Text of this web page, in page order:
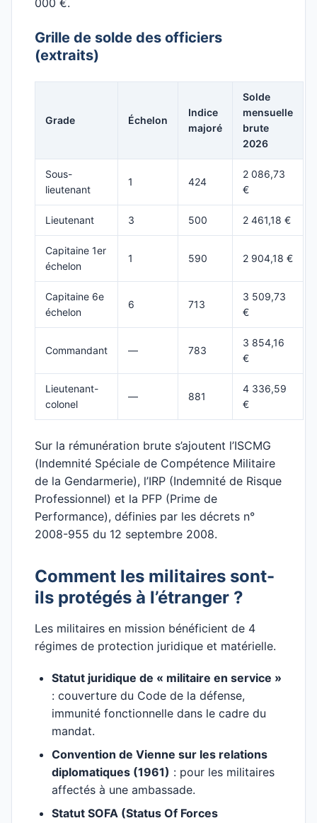
000 €.
Grille de solde des officiers
(extraits)
Grade Échelon
Indice
majoré
Solde
mensuelle
brute
2026
Sous-
lieutenant
1 424
2 086,73
€
Lieutenant 3 500 2 461,18 €
Capitaine 1er
échelon
1 590 2 904,18 €
Capitaine 6e
échelon
6 713
3 509,73
€
Commandant — 783
3 854,16
€
Lieutenant-
colonel
— 881
4 336,59
€
Sur la rémunération brute s’ajoutent l’ISCMG
(Indemnité Spéciale de Compétence Militaire
de la Gendarmerie), l’IRP (Indemnité de Risque
Professionnel) et la PFP (Prime de
Performance), définies par les décrets n°
2008-955 du 12 septembre 2008.
Comment les militaires sont-
ils protégés à l’étranger ?
Les militaires en mission bénéficient de 4
régimes de protection juridique et matérielle.
Statut juridique de « militaire en service »
: couverture du Code de la défense,
immunité fonctionnelle dans le cadre du
mandat.
Convention de Vienne sur les relations
diplomatiques (1961) : pour les militaires
affectés à une ambassade.
Statut SOFA (Status Of Forces